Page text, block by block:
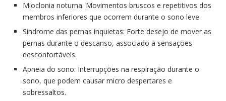
Mioclonia noturna: Movimentos bruscos e repetitivos dos
membros inferiores que ocorrem durante o sono leve.
Síndrome das pernas inquietas: Forte desejo de mover as
pernas durante o descanso, associado a sensações
desconfortáveis.
Apneia do sono: Interrupções na respiração durante o
sono, que podem causar micro despertares e
sobressaltos.